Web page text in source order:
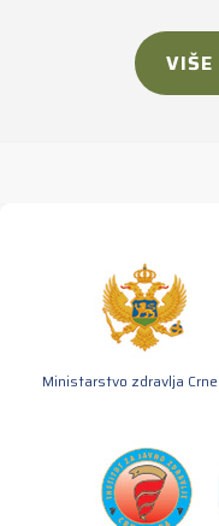
VIŠE
Ministarstvo zdravlja Crne